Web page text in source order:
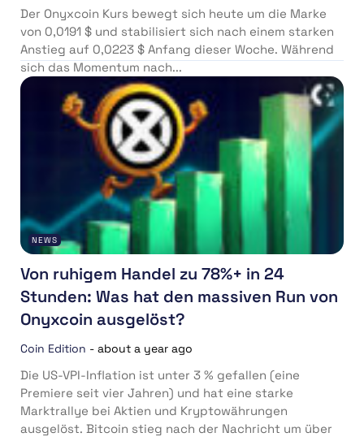
Der Onyxcoin Kurs bewegt sich heute um die Marke
von 0,0191 $ und stabilisiert sich nach einem starken
Anstieg auf 0,0223 $ Anfang dieser Woche. Während
sich das Momentum nach...
NEWS
Von ruhigem Handel zu 78%+ in 24
Stunden: Was hat den massiven Run von
Onyxcoin ausgelöst?
Coin Edition - about a year ago
Die US-VPI-Inflation ist unter 3 % gefallen (eine
Premiere seit vier Jahren) und hat eine starke
Marktrallye bei Aktien und Kryptowährungen
ausgelöst. Bitcoin stieg nach der Nachricht um über